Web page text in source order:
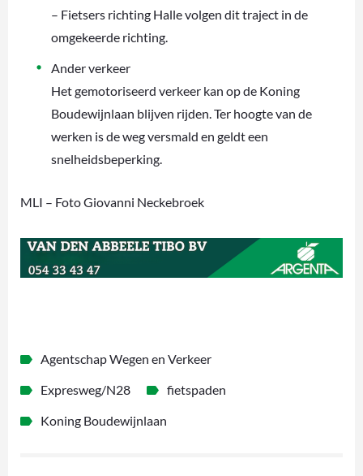
– Fietsers richting Halle volgen dit traject in de
omgekeerde richting.
Ander verkeer
Het gemotoriseerd verkeer kan op de Koning
Boudewijnlaan blijven rijden. Ter hoogte van de
werken is de weg versmald en geldt een
snelheidsbeperking.
MLI – Foto Giovanni Neckebroek
Agentschap Wegen en Verkeer
Expresweg/N28
fietspaden
Koning Boudewijnlaan